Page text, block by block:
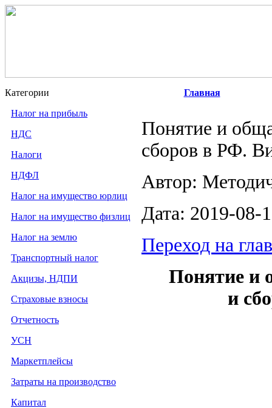
Категории
Налог на прибыль
НДС
Налоги
НДФЛ
Налог на имущество юрлиц
Налог на имущество физлиц
Налог на землю
Транспортный налог
Акцизы, НДПИ
Страховые взносы
Отчетность
УСН
Маркетплейсы
Затраты на производство
Капитал
Главная
Понятие и
сборов в РФ.
Автор:
Дата: 2019-08-
Переход на
Понятие и
и